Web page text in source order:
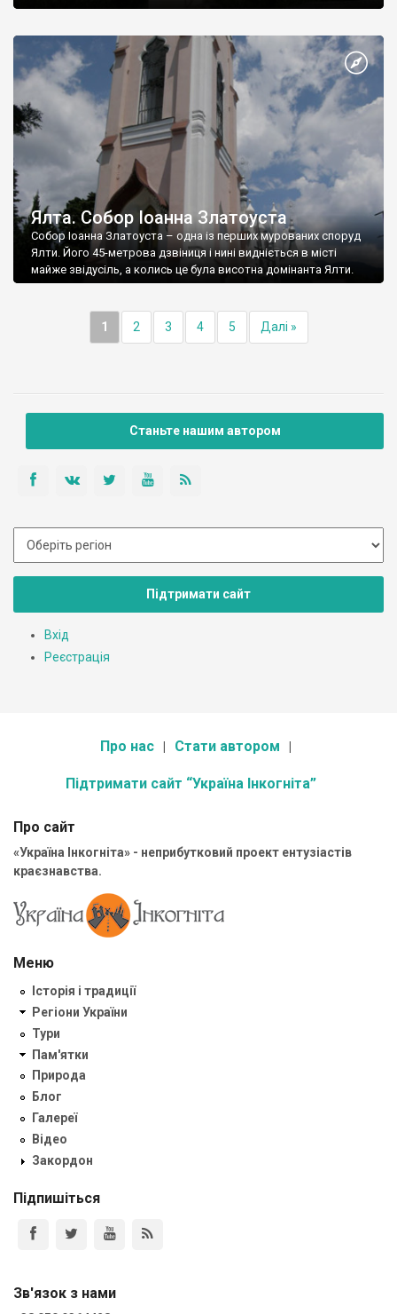
Ялта. Собор Іоанна Златоуста
Собор Іоанна Златоуста – одна із перших мурованих споруд
Ялти. Його 45-метрова дзвіниця і нині видніється в місті
майже звідусіль, а колись це була висотна домінанта Ялти.
1 2 3 4 5 Далі »
Станьте нашим автором
Підтримати сайт
Вхід
Реєстрація
Про нас Стати автором
Підтримати сайт “Україна Інкогніта”
Про сайт
«Україна Інкогніта» - неприбутковий проект ентузіастів
краєзнавства.
Меню
Історія і традиції
Регіони України
Тури
Пам'ятки
Природа
Блог
Галереї
Відео
Закордон
Підпишіться
Зв'язок з нами